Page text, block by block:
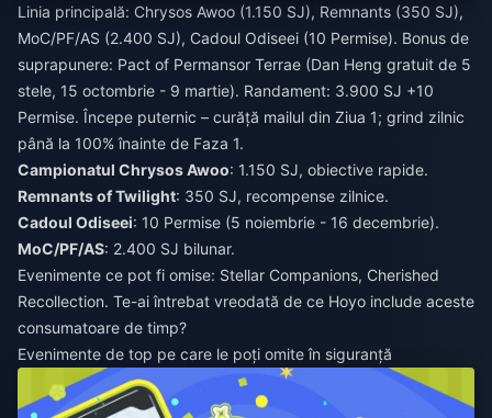
Linia principală: Chrysos Awoo (1.150 SJ), Remnants (350 SJ),
MoC/PF/AS (2.400 SJ), Cadoul Odiseei (10 Permise). Bonus de
suprapunere: Pact of Permansor Terrae (Dan Heng gratuit de 5
stele, 15 octombrie - 9 martie). Randament: 3.900 SJ +10
Permise. Începe puternic – curăță mailul din Ziua 1; grind zilnic
până la 100% înainte de Faza 1.
Campionatul Chrysos Awoo: 1.150 SJ, obiective rapide.
Remnants of Twilight: 350 SJ, recompense zilnice.
Cadoul Odiseei: 10 Permise (5 noiembrie - 16 decembrie).
MoC/PF/AS: 2.400 SJ bilunar.
Evenimente ce pot fi omise: Stellar Companions, Cherished
Recollection. Te-ai întrebat vreodată de ce Hoyo include aceste
consumatoare de timp?
Evenimente de top pe care le poți omite în siguranță